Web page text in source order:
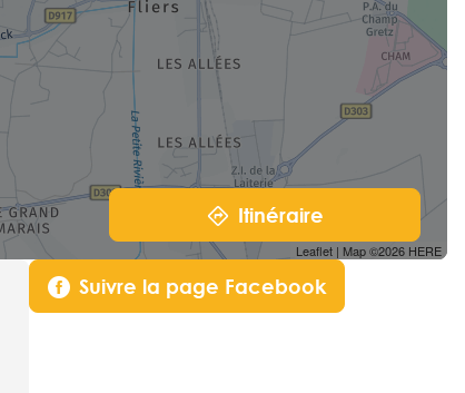
Leaflet | Map ©2026 HERE
Itinéraire
Suivre la page Facebook